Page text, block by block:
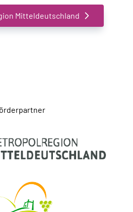
Mitteldeutschland